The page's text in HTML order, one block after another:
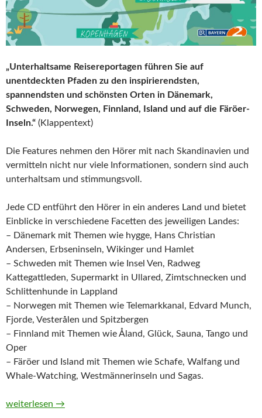
„Unterhaltsame Reisereportagen führen Sie auf
unentdeckten Pfaden zu den inspirierendsten,
spannendsten und schönsten Orten in Dänemark,
Schweden, Norwegen, Finnland, Island und auf die Färöer-
Inseln.“ (Klappentext)
Die Features nehmen den Hörer mit nach Skandinavien und
vermitteln nicht nur viele Informationen, sondern sind auch
unterhaltsam und stimmungsvoll.
Jede CD entführt den Hörer in ein anderes Land und bietet
Einblicke in verschiedene Facetten des jeweiligen Landes:
– Dänemark mit Themen wie hygge, Hans Christian
Andersen, Erbseninseln, Wikinger und Hamlet
– Schweden mit Themen wie Insel Ven, Radweg
Kattegattleden, Supermarkt in Ullared, Zimtschnecken und
Schlittenhunde in Lappland
– Norwegen mit Themen wie Telemarkkanal, Edvard Munch,
Fjorde, Vesterålen und Spitzbergen
– Finnland mit Themen wie Åland, Glück, Sauna, Tango und
Oper
– Färöer und Island mit Themen wie Schafe, Walfang und
Whale-Watching, Westmännerinseln und Sagas.
Sehnsucht Skandinavien. Eine akustische Reise durch
weiterlesen →